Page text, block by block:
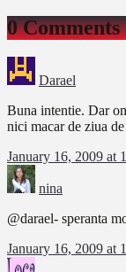
0 Comments
Darael
Buna intentie. Dar
nici macar de ziua de
January 16, 2009 at
nina
@darael- speranta
January 16, 2009 at